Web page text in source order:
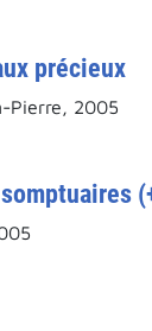
précieux
Pierre, 2005